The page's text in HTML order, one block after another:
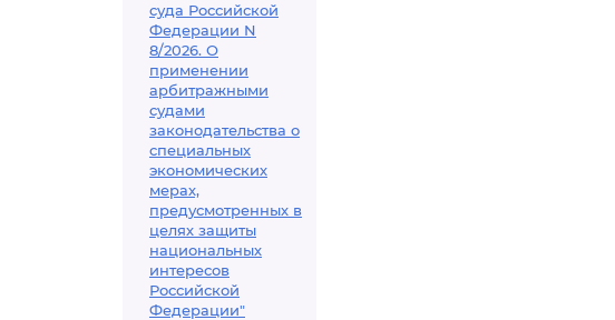
суда Российской
Федерации N
8/2026. О
применении
арбитражными
судами
законодательства о
специальных
экономических
мерах,
предусмотренных в
целях защиты
национальных
интересов
Российской
Федерации"